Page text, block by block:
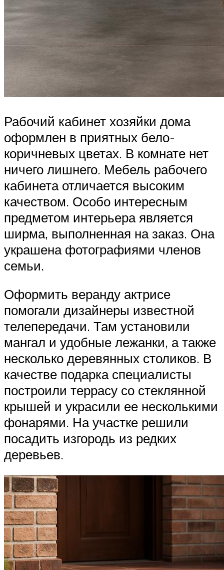
Рабочий кабинет хозяйки дома
оформлен в приятных бело-
коричневых цветах. В комнате нет
ничего лишнего. Мебель рабочего
кабинета отличается высоким
качеством. Особо интересным
предметом интерьера является
ширма, выполненная на заказ. Она
украшена фотографиями членов
семьи.
Оформить веранду актрисе
помогали дизайнеры известной
телепередачи. Там установили
мангал и удобные лежанки, а также
несколько деревянных столиков. В
качестве подарка специалисты
построили террасу со стеклянной
крышей и украсили ее несколькими
фонарями. На участке решили
посадить изгородь из редких
деревьев.